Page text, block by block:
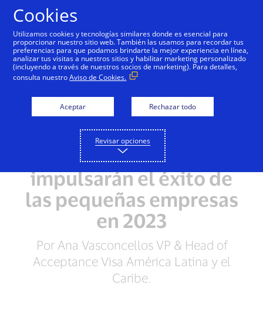
Cinco tendencias que
impulsarán el éxito de
las pequeñas empresas
en 2023
Por Ana Vasconcellos VP & Head of
Acceptance Visa América Latina y el
Caribe.
Cookies
Utilizamos cookies y tecnologías similares donde es esencial para
proporcionar nuestro sitio web. También las usamos para recordar tus
preferencias para que podamos brindarte la mejor experiencia en línea,
analizar tus visitas a nuestros sitios y habilitar marketing personalizado
(incluyendo a través de nuestros socios de marketing). Para detalles,
consulta nuestroAviso de Cookies.
Aceptar Rechazar todo
Revisar opciones